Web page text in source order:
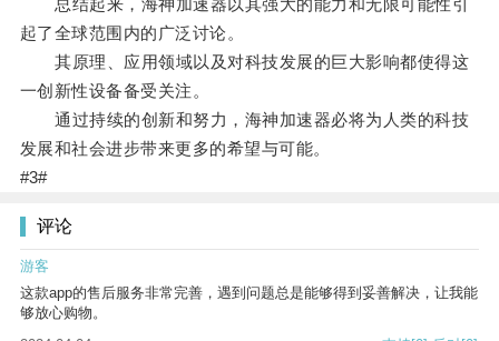
总结起来，海神加速器以其强大的能力和无限可能性引
起了全球范围内的广泛讨论。
其原理、应用领域以及对科技发展的巨大影响都使得这
一创新性设备备受关注。
通过持续的创新和努力，海神加速器必将为人类的科技
发展和社会进步带来更多的希望与可能。
#3#
评论
游客
这款app的售后服务非常完善，遇到问题总是能够得到妥善解决，让我能
够放心购物。